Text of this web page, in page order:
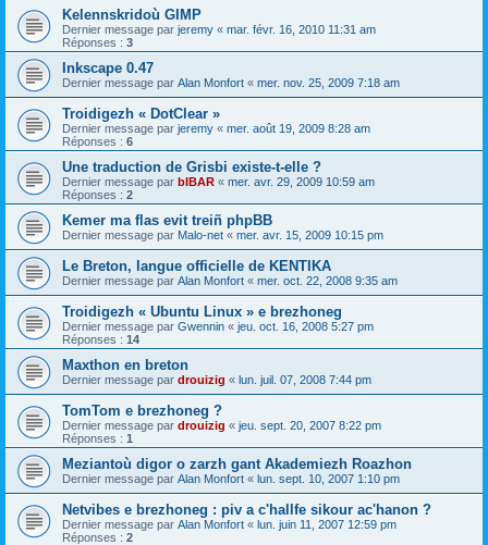
Kelennskridoù GIMP
Dernier message par jeremy « mar. févr. 16, 2010 11:31 am
Réponses : 3
Inkscape 0.47
Dernier message par Alan Monfort « mer. nov. 25, 2009 7:18 am
Troidigezh « DotClear »
Dernier message par jeremy « mer. août 19, 2009 8:28 am
Réponses : 6
Une traduction de Grisbi existe-t-elle ?
Dernier message par bIBAR « mer. avr. 29, 2009 10:59 am
Réponses : 2
Kemer ma flas evit treiñ phpBB
Dernier message par Malo-net « mer. avr. 15, 2009 10:15 pm
Le Breton, langue officielle de KENTIKA
Dernier message par Alan Monfort « mer. oct. 22, 2008 9:35 am
Troidigezh « Ubuntu Linux » e brezhoneg
Dernier message par Gwennin « jeu. oct. 16, 2008 5:27 pm
Réponses : 14
Maxthon en breton
Dernier message par drouizig « lun. juil. 07, 2008 7:44 pm
TomTom e brezhoneg ?
Dernier message par drouizig « jeu. sept. 20, 2007 8:22 pm
Réponses : 1
Meziantoù digor o zarzh gant Akademiezh Roazhon
Dernier message par Alan Monfort « lun. sept. 10, 2007 1:10 pm
Netvibes e brezhoneg : piv a c'hallfe sikour ac'hanon ?
Dernier message par Alan Monfort « lun. juin 11, 2007 12:59 pm
Réponses : 2